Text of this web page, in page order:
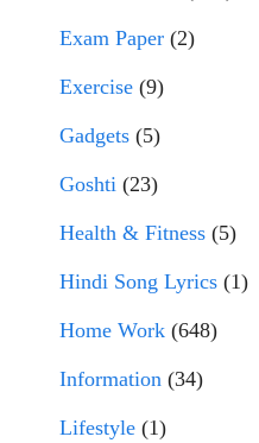
Exam Paper (2)
Exercise (9)
Gadgets (5)
Goshti (23)
Health & Fitness (5)
Hindi Song Lyrics (1)
Home Work (648)
Information (34)
Lifestyle (1)